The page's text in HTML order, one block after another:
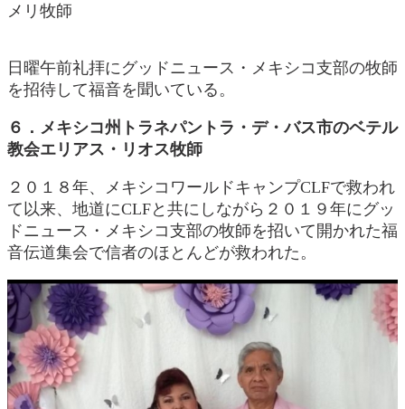
メリ牧師
日曜午前礼拝にグッドニュース・メキシコ支部の牧師
を招待して福音を聞いている。
６．メキシコ州トラネパントラ・デ・バス市のベテル
教会エリアス・リオス牧師
２０１８年、メキシコワールドキャンプCLFで救われ
て以来、地道にCLFと共にしながら２０１９年にグッ
ドニュース・メキシコ支部の牧師を招いて開かれた福
音伝道集会で信者のほとんどが救われた。